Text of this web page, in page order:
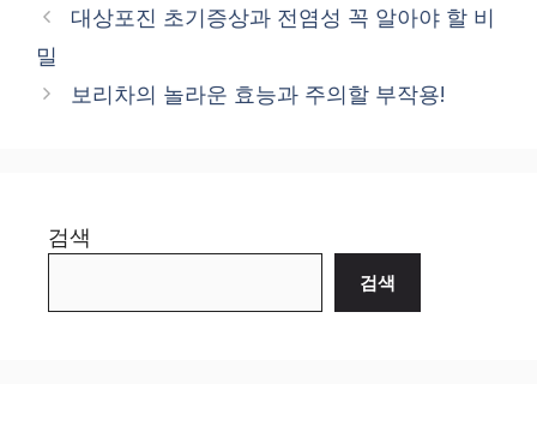
대상포진 초기증상과 전염성 꼭 알아야 할 비
밀
보리차의 놀라운 효능과 주의할 부작용!
검색
검색